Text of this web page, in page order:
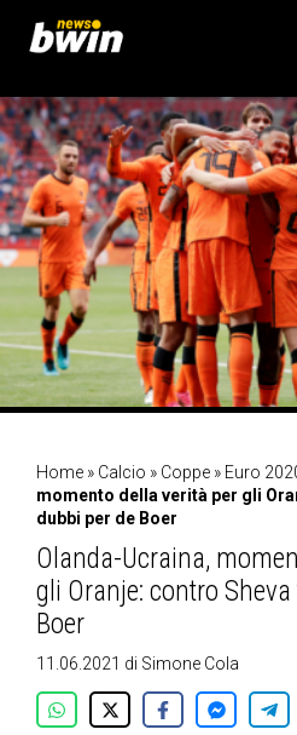
contenuto
Home » Calcio » Coppe » Euro
momento della verità per gli
dubbi per de Boer
Olanda-Ucraina,
gli Oranje: contro
Boer
11.06.2021 di Simone Cola